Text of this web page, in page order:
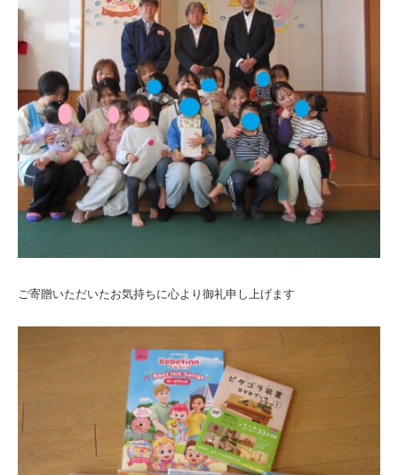
ご寄贈いただいたお気持ちに心より御礼申し上げます